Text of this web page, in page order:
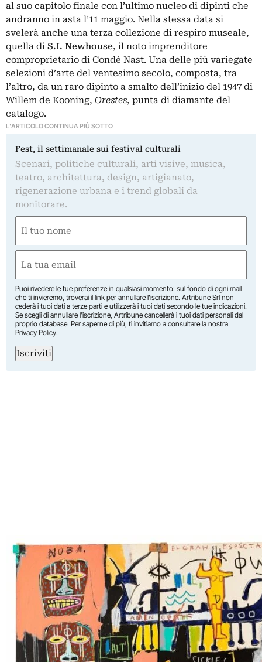
al suo capitolo finale con l’ultimo nucleo di dipinti che
andranno in asta l’11 maggio. Nella stessa data si
svelerà anche una terza collezione di respiro museale,
quella di S.I. Newhouse, il noto imprenditore
comproprietario di Condé Nast. Una delle più variegate
selezioni d’arte del ventesimo secolo, composta, tra
l’altro, da un raro dipinto a smalto dell’inizio del 1947 di
Willem de Kooning, Orestes, punta di diamante del
catalogo.
L'ARTICOLO CONTINUA PIÙ SOTTO
Fest, il settimanale sui festival culturali
Scenari, politiche culturali, arti visive, musica,
teatro, architettura, design, artigianato,
rigenerazione urbana e i trend globali da
monitorare.
(Obbligatorio)
(Obbligatorio)
Puoi rivedere le tue preferenze in qualsiasi momento: sul fondo di ogni mail
che ti invieremo, troverai il link per annullare l’iscrizione. Artribune Srl non
cederà i tuoi dati a terze parti e utilizzerà i tuoi dati secondo le tue indicazioni.
Se scegli di annullare l’iscrizione, Artribune cancellerà i tuoi dati personali dal
proprio database. Per saperne di più, ti invitiamo a consultare la nostra
Privacy Policy.
Iscriviti